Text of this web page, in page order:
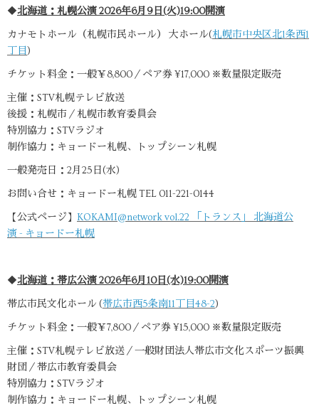
◆北海道：札幌公演 2026年6月9日(火)19:00開演
カナモトホール（札幌市民ホール） 大ホール(札幌市中央区北1条西1
丁目 )
チケット料金：一般￥8,800／ペア券 ¥17,000 ※数量限定販売
主催：STV札幌テレビ放送
後援：札幌市／札幌市教育委員会
特別協力：STVラジオ
制作協力：キョードー札幌、トップシーン札幌
一般発売日：2月25日(水)
お問い合せ：キョードー札幌 TEL 011-221-0144
【公式ページ】 KOKAMI@network vol.22 「トランス」 北海道公
演 - キョードー札幌
◆北海道：帯広公演 2026年6月10日(水)19:00開演
帯広市民文化ホール (帯広市西5条南11丁目48-2)
チケット料金：一般￥7,800／ペア券 ¥15,000 ※数量限定販売
主催：STV札幌テレビ放送／一般財団法人帯広市文化スポーツ振興
財団／帯広市教育委員会
特別協力：STVラジオ
制作協力：キョードー札幌、トップシーン札幌